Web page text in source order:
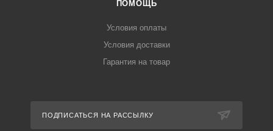
ПОМОЩЬ
Условия оплаты
Условия доставки
Гарантия на товар
ПОДПИСАТЬСЯ НА РАССЫЛКУ